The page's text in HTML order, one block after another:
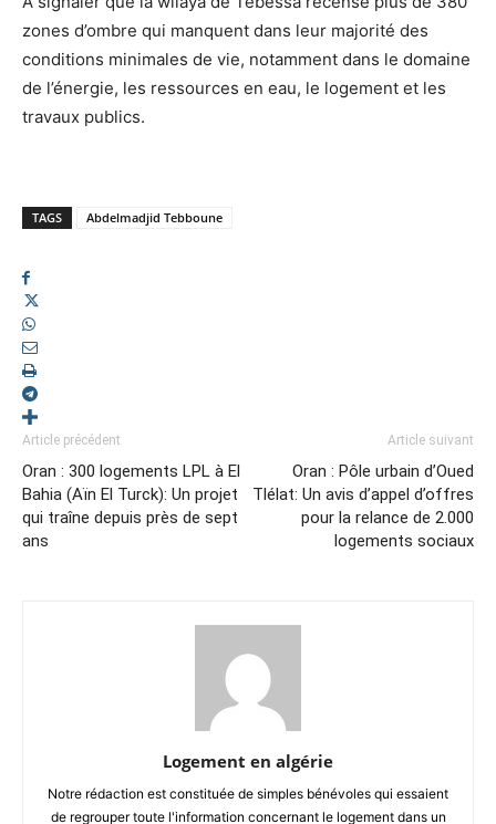
zones d’ombre qui manquent dans leur majorité des
conditions minimales de vie, notamment dans le domaine
de l’énergie, les ressources en eau, le logement et les
travaux publics.
TAGS Abdelmadjid Tebboune
Article précédent
Oran : 300 logements LPL à El
Bahia (Aïn El Turck): Un projet
qui traîne depuis près de sept
ans
Article suivant
Oran : Pôle urbain d’Oued
Tlélat: Un avis d’appel d’offres
pour la relance de 2.000
logements sociaux
Logement en algérie
Notre rédaction est constituée de simples bénévoles qui essaient
de regrouper toute l'information concernant le logement dans un